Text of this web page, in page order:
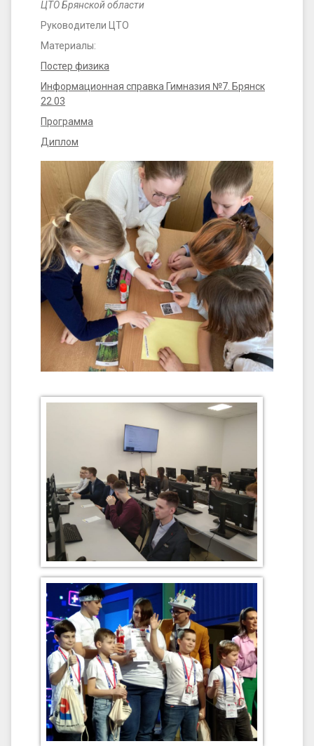
ЦТО Брянской области
Руководители ЦТО
Материалы:
Постер физика
Информационная справка Гимназия №7. Брянск
22.03
Программа
Диплом